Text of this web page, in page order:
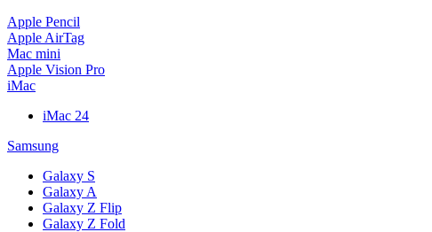
Apple Pencil
Apple AirTag
Mac mini
Apple Vision Pro
iMac
iMac 24
Samsung
Galaxy S
Galaxy A
Galaxy Z Flip
Galaxy Z Fold